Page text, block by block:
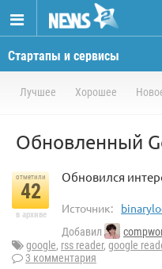
Стартапы и сервисы
Лучшее Хорошее
Обновленный
отметили
42
в архиве
Обновился
Источник:
Добавил
google, rss reader, google
3 комментария